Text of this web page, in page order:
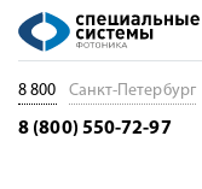
8 800 Санкт-Петербург
8 (800) 550-72-97